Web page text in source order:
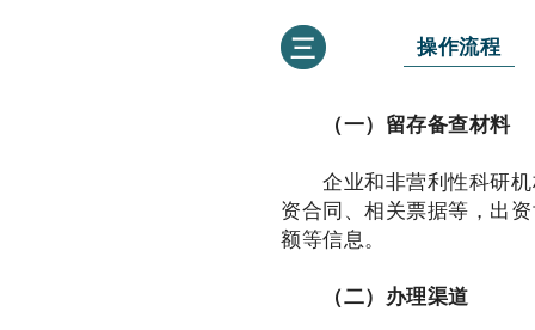
三 操作流程
（一）留存备查材料
企业和非营利性科研机
资合同、相关票据等，出
额等信息。
（二）办理渠道